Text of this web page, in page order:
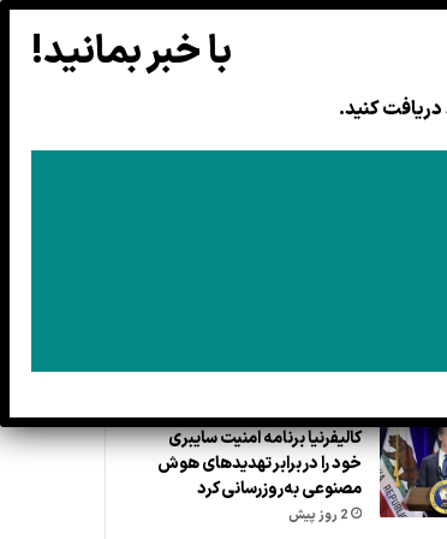
درباره ما کمک مالی
های تازه
کالیفرنیا برنامه امنیت سایبری
خود را در برابر تهدیدهای هوش
مصنوعی به‌روزرسانی کرد
2 روز پیش
کنید.